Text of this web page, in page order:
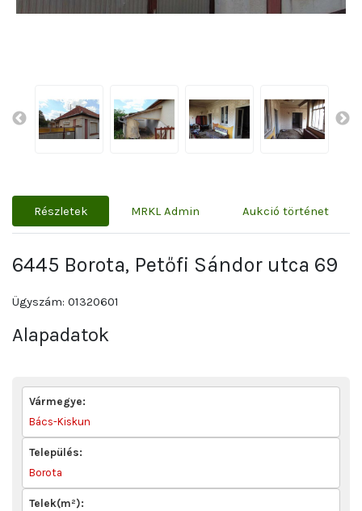
Részletek MRKL Admin Aukció történet
6445 Borota, Petőfi Sándor utca 69
Ügyszám: 01320601
Alapadatok
Vármegye:
Bács-Kiskun
Település:
Borota
Telek(m²):